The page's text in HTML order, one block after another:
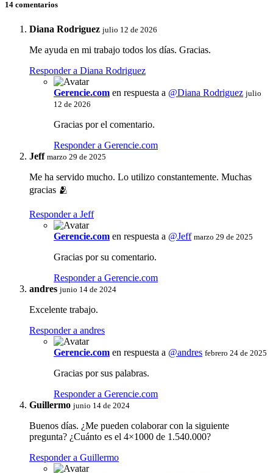
14 comentarios
Diana Rodriguez julio 12 de 2026
Me ayuda en mi trabajo todos los días. Gracias.
Responder a Diana Rodriguez
Gerencie.com en respuesta a @Diana Rodriguez julio
12 de 2026
Gracias por el comentario.
Responder a Gerencie.com
Jeff marzo 29 de 2025
Me ha servido mucho. Lo utilizo constantemente. Muchas
gracias 🫂
Responder a Jeff
Gerencie.com en respuesta a @Jeff marzo 29 de 2025
Gracias por su comentario.
Responder a Gerencie.com
andres junio 14 de 2024
Excelente trabajo.
Responder a andres
Gerencie.com en respuesta a @andres febrero 24 de 2025
Gracias por sus palabras.
Responder a Gerencie.com
Guillermo junio 14 de 2024
Buenos días. ¿Me pueden colaborar con la siguiente
pregunta? ¿Cuánto es el 4×1000 de 1.540.000?
Responder a Guillermo